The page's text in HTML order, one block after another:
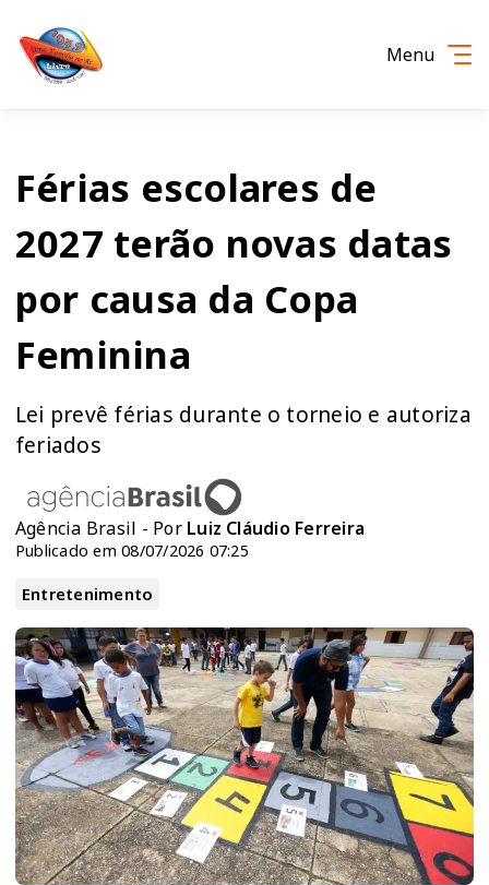
Menu
Férias escolares de
2027 terão novas datas
por causa da Copa
Feminina
Lei prevê férias durante o torneio e autoriza
feriados
Agência Brasil - Por Luiz Cláudio Ferreira
Publicado em 08/07/2026 07:25
Entretenimento